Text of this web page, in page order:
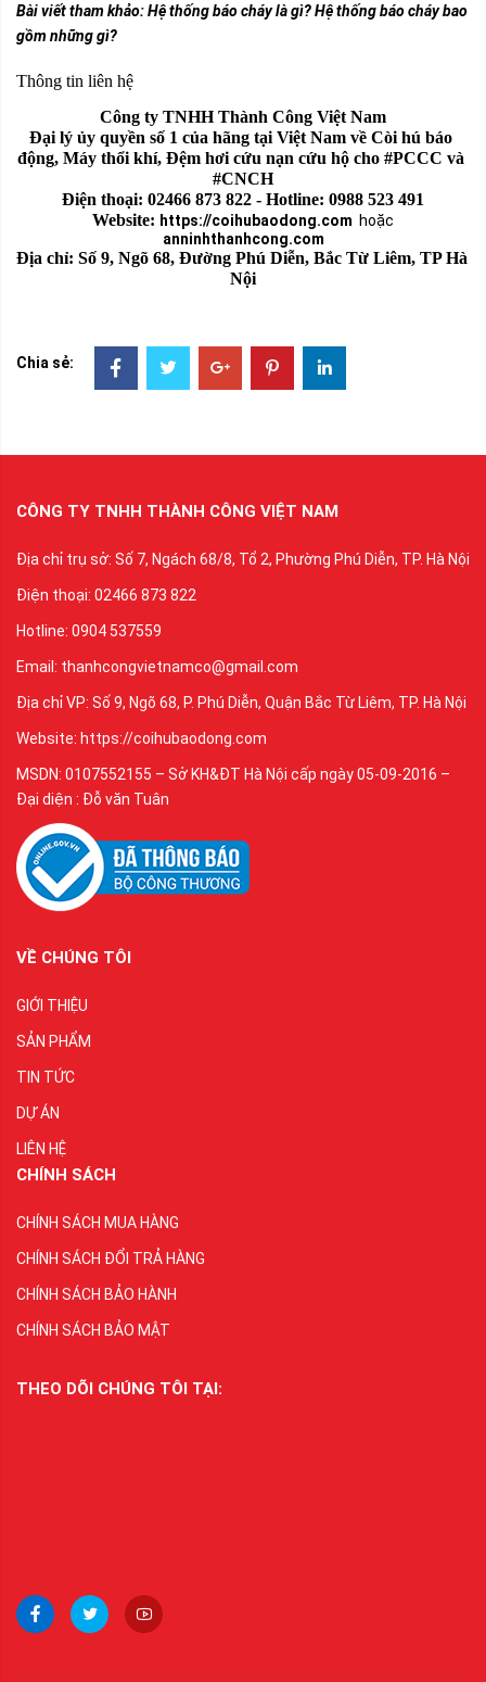
Bài viết tham khảo:Hệ thống báo cháy là gì? Hệ thống báo cháy bao
gồm những gì?
Thông tin liên hệ
Công ty TNHH Thành Công Việt Nam
Đại lý ủy quyền số 1 của hãng tại Việt Nam về Còi hú báo
động, Máy thổi khí, Đệm hơi cứu nạn cứu hộ cho #PCCC và
#CNCH
Điện thoại: 02466 873 822 - Hotline: 0988 523 491
Website: https://coihubaodong.com hoặc
anninhthanhcong.com
Địa chỉ: Số 9, Ngõ 68, Đường Phú Diễn, Bắc Từ Liêm, TP Hà
Nội
Chia sẻ:
CÔNG TY TNHH THÀNH CÔNG VIỆT NAM
Địa chỉ trụ sở: Số 7, Ngách 68/8, Tổ 2, Phường Phú Diễn, TP. Hà Nội
Điện thoại: 02466 873 822
Hotline: 0904 537559
Email: thanhcongvietnamco@gmail.com
Địa chỉ VP: Số 9, Ngõ 68, P. Phú Diễn, Quận Bắc Từ Liêm, TP. Hà Nội
Website: https://coihubaodong.com
MSDN: 0107552155 – Sở KH&ĐT Hà Nội cấp ngày 05-09-2016 –
Đại diện : Đỗ văn Tuân
VỀ CHÚNG TÔI
GIỚI THIỆU
SẢN PHẨM
TIN TỨC
DỰ ÁN
LIÊN HỆ
CHÍNH SÁCH
CHÍNH SÁCH MUA HÀNG
CHÍNH SÁCH ĐỔI TRẢ HÀNG
CHÍNH SÁCH BẢO HÀNH
CHÍNH SÁCH BẢO MẬT
THEO DÕI CHÚNG TÔI TẠI: